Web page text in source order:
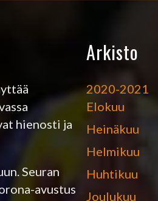
hienosti ja
Seuran
avustus
Arkisto
2020-2021
Elokuu
Heinäkuu
Helmikuu
Huhtikuu
Joulukuu